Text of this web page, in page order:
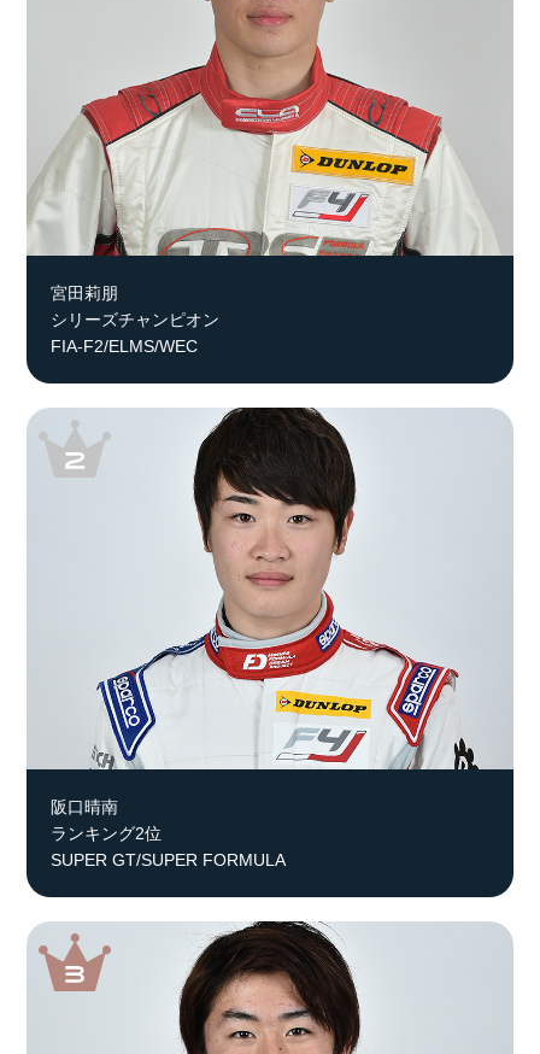
宮田莉朋
シリーズチャンピオン
FIA-F2/ELMS/WEC
阪口晴南
ランキング2位
SUPER GT/SUPER FORMULA